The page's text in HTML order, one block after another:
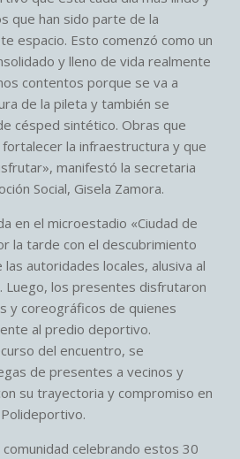
que han sido parte de la
espacio. Esto comenzó como un
y lleno de vida realmente
contentos porque se va a
de la pileta y también se
césped sintético. Obras que
la infraestructura y que
manifestó la secretaria
Social, Gisela Zamora.
en el microestadio «Ciudad de
la tarde con el descubrimiento
autoridades locales, alusiva al
Luego, los presentes disfrutaron
y coreográficos de quienes
al predio deportivo.
del encuentro, se
de presentes a vecinos y
su trayectoria y compromiso en
celebrando estos 30